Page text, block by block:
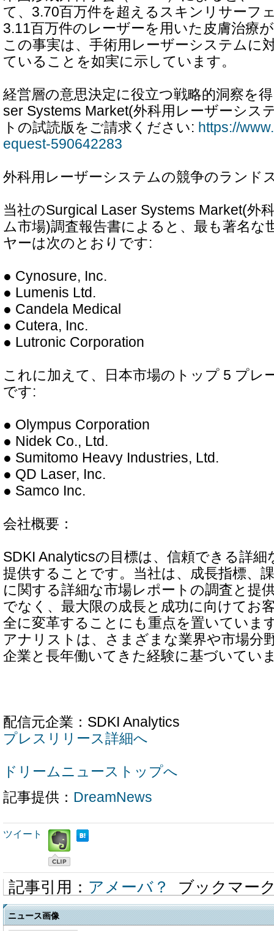
て、3.70百万件を超えるスキンリサーフ
3.11百万件のレーザーを用いた皮膚治療
この事実は、手術用レーザーシステムに
ていることを如実に示しています。
経営層の意思決定に役立つ戦略的洞察を
ser Systems Market(外科用レーザーシス
トの試読版をご請求ください: https://
equest-590642283
外科用レーザーシステムの競争のランド
当社のSurgical Laser Systems Market(外
ム市場)調査報告書によると、最も著名な
ヤーは次のとおりです:
● Cynosure, Inc.
● Lumenis Ltd.
● Candela Medical
● Cutera, Inc.
● Lutronic Corporation
これに加えて、日本市場のトップ 5 プレ
です:
● Olympus Corporation
● Nidek Co., Ltd.
● Sumitomo Heavy Industries, Ltd.
● QD Laser, Inc.
● Samco Inc.
会社概要：
SDKI Analyticsの目標は、信頼できる詳細
提供することです。当社は、成長指標、
に関する詳細な市場レポートの調査と提
でなく、最大限の成長と成功に向けてお
全に変革することにも重点を置いていま
アナリストは、さまざまな業界や市場分
企業と長年働いてきた経験に基づいてい
配信元企業：SDKI Analytics
プレスリリース詳細へ
ドリームニューストップへ
記事提供： DreamNews
ツイート
記事引用： アメーバ？ ブックマー
ニュース画像